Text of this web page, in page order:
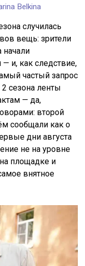
Belkina
случилась
вещь: зрители
начали
и, как следствие,
частый запрос
сезона ленты
— да,
второй
сообщали как о
дни августа
не на уровне
площадке и
внятное